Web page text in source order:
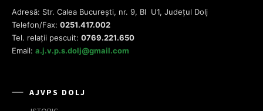
Adresă: Str. Calea București, nr. 9, Bl U1, Județul Dolj
Telefon/Fax: 0251.417.002
Tel. relații pescuit: 0769.221.650
Email: a.j.v.p.s.dolj@gmail.com
AJVPS DOLJ